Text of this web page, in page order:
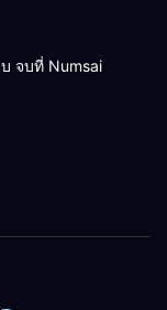
จบที่ Numsai